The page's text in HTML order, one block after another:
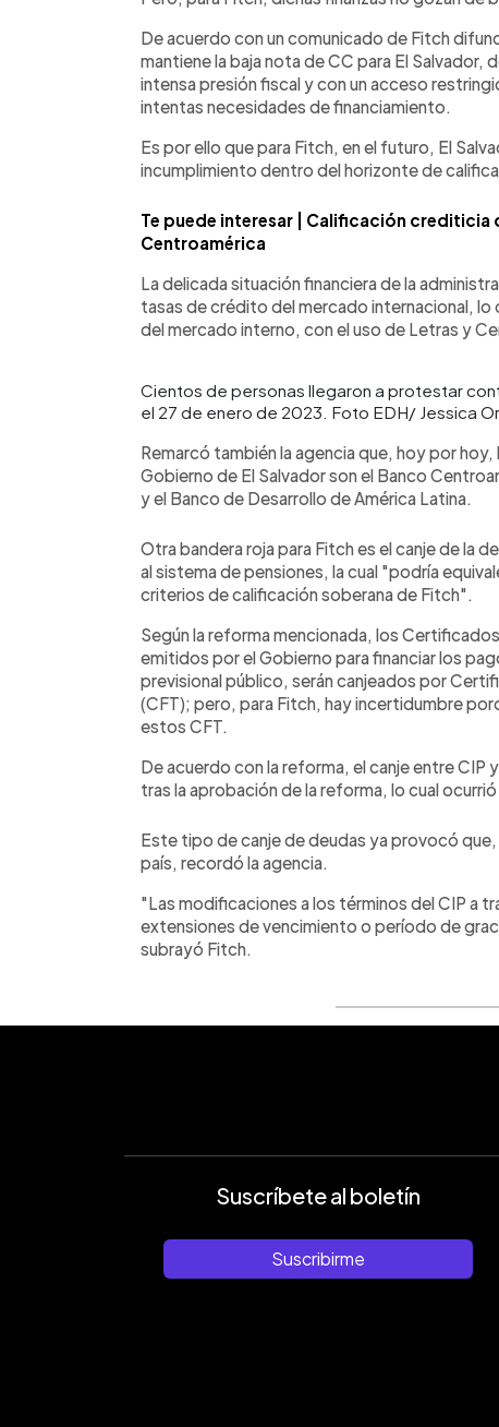
De acuerdo con un comunicado de Fitch
mantiene la baja nota de CC para El Salvador,
intensa presión fiscal y con un acceso
intentas necesidades de financiamiento.
Es por ello que para Fitch, en el futuro, El
incumplimiento dentro del horizonte de
Te puede interesar | Calificación crediticia
Centroamérica
La delicada situación financiera de la
tasas de crédito del mercado internacional, lo
del mercado interno, con el uso de Letras y
Cientos de personas llegaron a protestar
el 27 de enero de 2023. Foto EDH/ Jessica
Remarcó también la agencia que, hoy por
Gobierno de El Salvador son el Banco
y el Banco de Desarrollo de América Latina.
Otra bandera roja para Fitch es el canje de la
al sistema de pensiones, la cual "podría
criterios de calificación soberana de Fitch".
Según la reforma mencionada, los
emitidos por el Gobierno para financiar los
previsional público, serán canjeados por
(CFT); pero, para Fitch, hay incertidumbre
estos CFT.
De acuerdo con la reforma, el canje entre CIP
tras la aprobación de la reforma, lo cual
Este tipo de canje de deudas ya provocó que,
país, recordó la agencia.
"Las modificaciones a los términos del CIP a
extensiones de vencimiento o período de
subrayó Fitch.
Suscríbete al boletín
Suscribirme